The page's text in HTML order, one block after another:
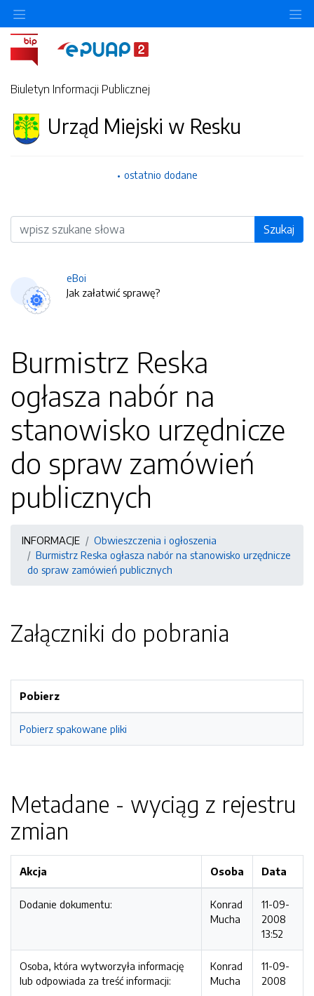
Biuletyn Informacji Publicznej
Urząd Miejski w Resku
ostatnio dodane
Wyszukiwarka Szukaj
eBoi
Jak załatwić sprawę?
Burmistrz Reska
ogłasza nabór na
stanowisko urzędnicze
do spraw zamówień
publicznych
INFORMACJE
Obwieszczenia i ogłoszenia
Burmistrz Reska ogłasza nabór na stanowisko urzędnicze
do spraw zamówień publicznych
Załączniki do pobrania
Pobierz
Pobierz spakowane pliki
Metadane - wyciąg z rejestru
zmian
Akcja Osoba Data
Dodanie dokumentu:
Konrad
Mucha
11-09-
2008
13:52
Osoba, która wytworzyła informację
lub odpowiada za treść informacji:
Konrad
Mucha
11-09-
2008